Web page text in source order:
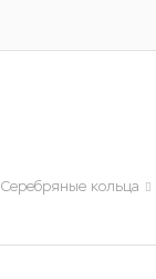
Серебряные кольца